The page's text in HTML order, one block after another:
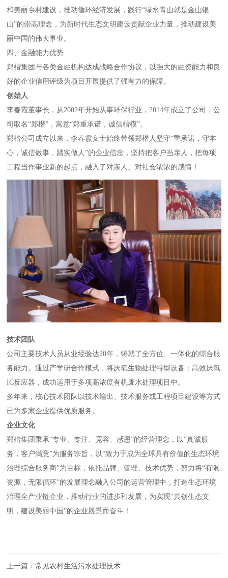
和美丽乡村建设，推动循环经济发展，践行“绿水青山就是金山银
山”的崇高理念，为新时代生态文明建设贡献企业力量，推动建设美
丽中国的伟大事业。
四、金融能力优势
郑楷集团与各类金融机构达成战略合作协议，以强大的融资能力和良
好的企业信用评级为项目开展提供了强有力的保障。
创始人
李春霞董事长，从2002年开始从事环保行业，2014年成立了公司，公
司取名“郑楷”，寓意“郑重承诺，诚信楷模”。
郑楷公司成立以来，李春霞女士始终带领郑楷人坚守“重承诺，守本
心，诚信做事，踏实做人”的企业信念，坚持把客户当亲人，把每项
工程当作事业新的起点，融入了对亲人、对社会浓浓的感情！
技术团队
公司主要技术人员从业经验达20年，铸就了全方位、一体化的综合服
务能力。通过产学研合作模式，将厌氧生物处理特型设备：高效厌氧
IC反应器，成功运用于多项高浓度有机废水处理项目中。
多年来，核心技术团队以技术输出、技术服务或工程项目建设等方式
已为多家企业提供优质服务。
企业文化
郑楷集团秉承“专业、专注、宽容、感恩”的经营理念，以“真诚服
务，客户满意”为服务宗旨，以“致力于成为全球具有价值的生态环境
治理综合服务商”为目标，依托品牌、管理、技术优势，努力将“有限
资源，无限循环”的发展理念融入公司的运营管理中，打造生态环境
治理全产业链企业，推动行业的进步和发展，为实现“共创生态文
明，建设美丽中国”的企业愿景而奋斗！
上一篇：常见农村生活污水处理技术